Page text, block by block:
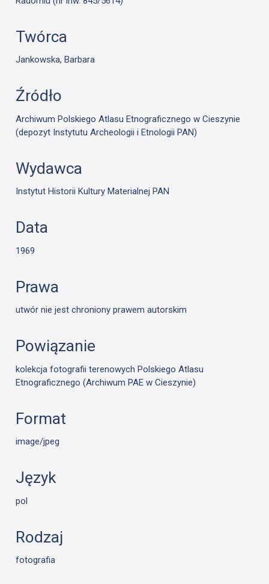
Twórca
Jankowska, Barbara
Źródło
Archiwum Polskiego Atlasu Etnograficznego w Cieszynie
(depozyt Instytutu Archeologii i Etnologii PAN)
Wydawca
Instytut Historii Kultury Materialnej PAN
Data
1969
Prawa
utwór nie jest chroniony prawem autorskim
Powiązanie
kolekcja fotografii terenowych Polskiego Atlasu
Etnograficznego (Archiwum PAE w Cieszynie)
Format
image/jpeg
Język
pol
Rodzaj
fotografia